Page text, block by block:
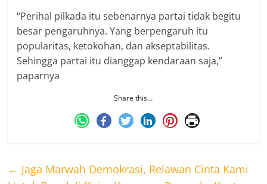
“Perihal pilkada itu sebenarnya partai tidak begitu
besar pengaruhnya. Yang berpengaruh itu
popularitas, ketokohan, dan akseptabilitas.
Sehingga partai itu dianggap kendaraan saja,”
paparnya
Share this…
← Jaga Marwah Demokrasi, Relawan Cinta Kami